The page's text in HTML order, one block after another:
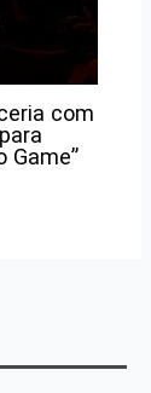
com
Game”